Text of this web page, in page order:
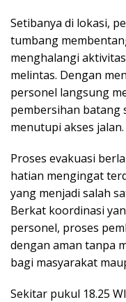
Setibanya di lokasi,
tumbang
menghalangi
melintas. Dengan
personel langsung
pembersihan
menutupi akses jalan.
Proses evakuasi
hatian mengingat
yang menjadi salah
Berkat koordinasi
personel, proses
dengan aman tanpa
bagi masyarakat
Sekitar pukul 18.25